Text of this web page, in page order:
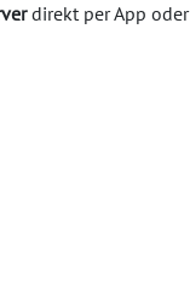
direkt per App oder